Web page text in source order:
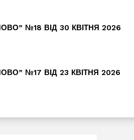
№18 ВІД 30 КВІТНЯ 2026
№17 ВІД 23 КВІТНЯ 2026